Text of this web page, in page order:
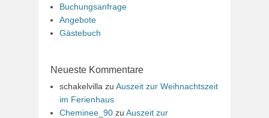
Buchungsanfrage
Angebote
Gästebuch
Neueste Kommentare
schakelvilla zu Auszeit zur Weihnachtszeit
im Ferienhaus
Cheminee_90 zu Auszeit zur